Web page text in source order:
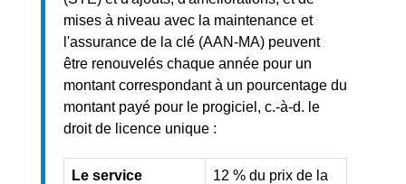
mises à niveau avec la maintenance et
l'assurance de la clé (AAN-MA) peuvent
être renouvelés chaque année pour un
montant correspondant à un pourcentage du
montant payé pour le progiciel, c.-à-d. le
droit de licence unique :
Le service
12 % du prix de la